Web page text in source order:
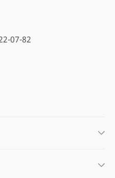
07-82